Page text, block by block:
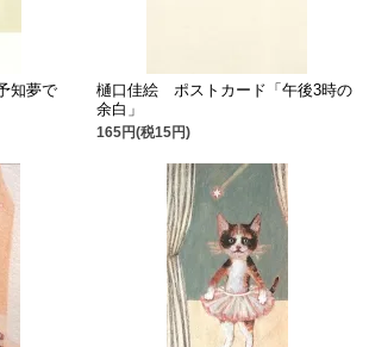
知夢で
樋口佳絵 ポストカード「午後3時の
余白」
165円(税15円)